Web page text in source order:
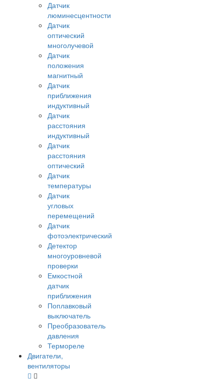
Датчик
люминесцентности
Датчик
оптический
многолучевой
Датчик
положения
магнитный
Датчик
приближения
индуктивный
Датчик
расстояния
индуктивный
Датчик
расстояния
оптический
Датчик
температуры
Датчик
угловых
перемещений
Датчик
фотоэлектрический
Детектор
многоуровневой
проверки
Емкостной
датчик
приближения
Поплавковый
выключатель
Преобразователь
давления
Термореле
Двигатели,
вентиляторы